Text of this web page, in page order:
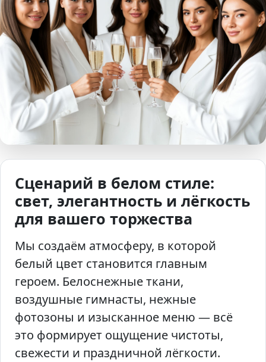
Сценарий в белом стиле:
свет, элегантность и лёгкость
для вашего торжества
Мы создаём атмосферу, в которой
белый цвет становится главным
героем. Белоснежные ткани,
воздушные гимнасты, нежные
фотозоны и изысканное меню — всё
это формирует ощущение чистоты,
свежести и праздничной лёгкости.